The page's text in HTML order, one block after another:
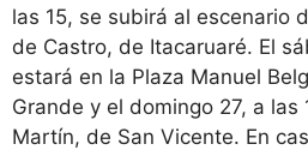
las 15, se subirá al escenario
de Castro, de Itacaruaré. El
estará en la Plaza Manuel
Grande y el domingo 27, a las
Martín, de San Vicente. En